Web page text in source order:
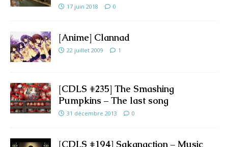
17 juin 2018 0
[Anime] Clannad
22 juillet 2009 1
[CDLS #235] The Smashing
Pumpkins – The last song
31 décembre 2013 0
[CDLS #194] Sakanaction – Music